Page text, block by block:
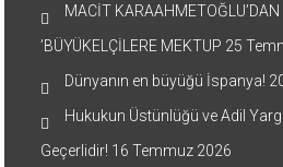
MACİT KARAAHMETOĞLU’DAN
’BÜYÜKELÇİLERE MEKTUP 25
Dünyanın en büyüğü İspanya!
Hukukun Üstünlüğü ve Adil
Geçerlidir! 16 Temmuz 2026